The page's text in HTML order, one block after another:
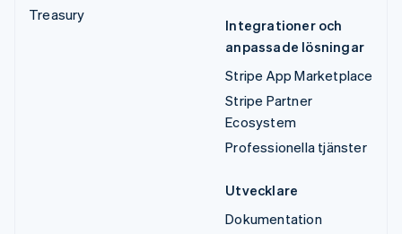
Treasury
Integrationer och
anpassade lösningar
Stripe App Marketplace
Stripe Partner
Ecosystem
Professionella tjänster
Utvecklare
Dokumentation